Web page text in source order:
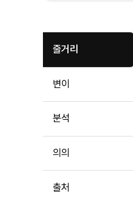
줄거리
변이
분석
의의
출처